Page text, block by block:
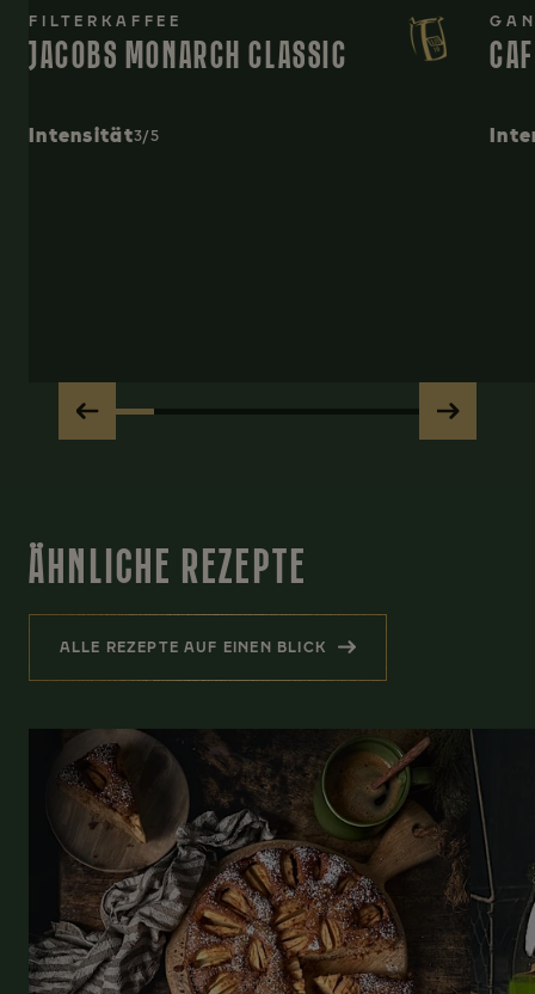
FILTERKAFFEE
JACOBS MONARCH CLASSIC
Intensität3/5
ÄHNLICHE REZEPTE
ALLE REZEPTE AUF EINEN BLICK